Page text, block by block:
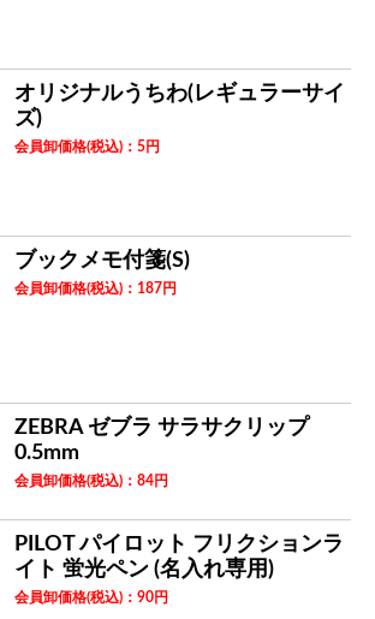
オリジナルうちわ(レギュラーサイ
ズ)
会員卸価格(税込) ： 5円
ブックメモ付箋(S)
会員卸価格(税込) ： 187円
ZEBRA ゼブラ サラサクリップ
0.5mm
会員卸価格(税込) ： 84円
PILOT パイロット フリクションラ
イト 蛍光ペン (名入れ専用)
会員卸価格(税込) ： 90円